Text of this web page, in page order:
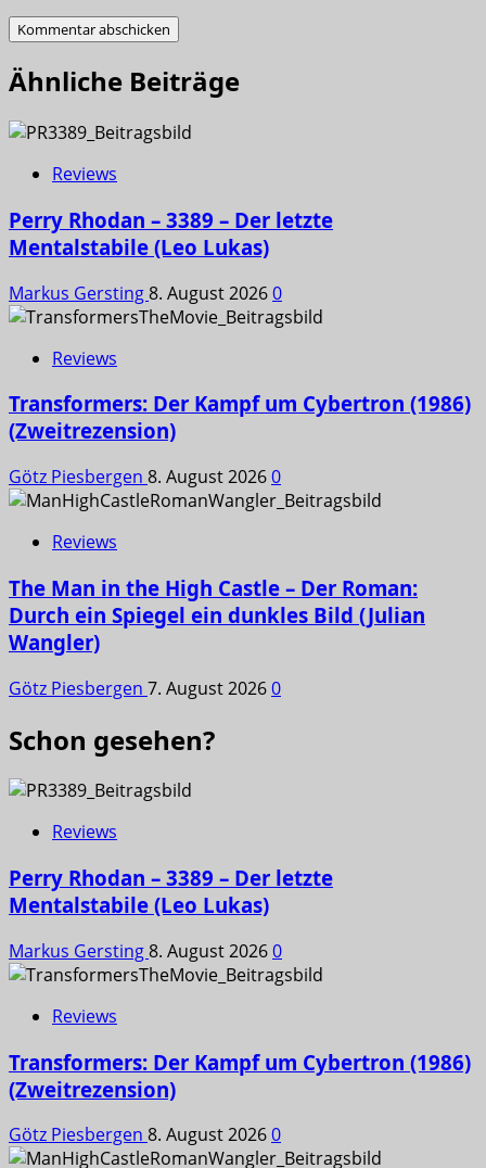
Ähnliche Beiträge
Reviews
Perry Rhodan – 3389 – Der letzte
Mentalstabile (Leo Lukas)
Markus Gersting8. August 20260
Reviews
Transformers: Der Kampf um Cybertron (1986)
(Zweitrezension)
Götz Piesbergen 8. August 20260
Reviews
The Man in the High Castle – Der Roman:
Durch ein Spiegel ein dunkles Bild (Julian
Wangler)
Götz Piesbergen 7. August 20260
Schon gesehen?
Reviews
Perry Rhodan – 3389 – Der letzte
Mentalstabile (Leo Lukas)
Markus Gersting8. August 20260
Reviews
Transformers: Der Kampf um Cybertron (1986)
(Zweitrezension)
Götz Piesbergen 8. August 20260